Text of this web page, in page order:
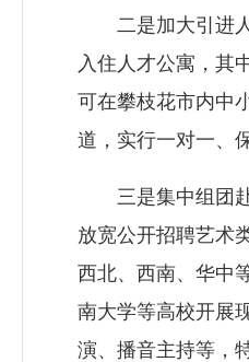
二是加大引进人
入住人才公寓，其
可在攀枝花市内中
道，实行一对一、
三是集中组团赴
放宽公开招聘艺术
西北、西南、华中
南大学等高校开展
演、播音主持等，